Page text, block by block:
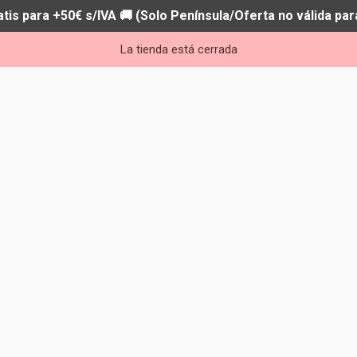
para +50€ s/IVA 🚚 (Solo Península/Oferta no válida
La tienda está cerrada